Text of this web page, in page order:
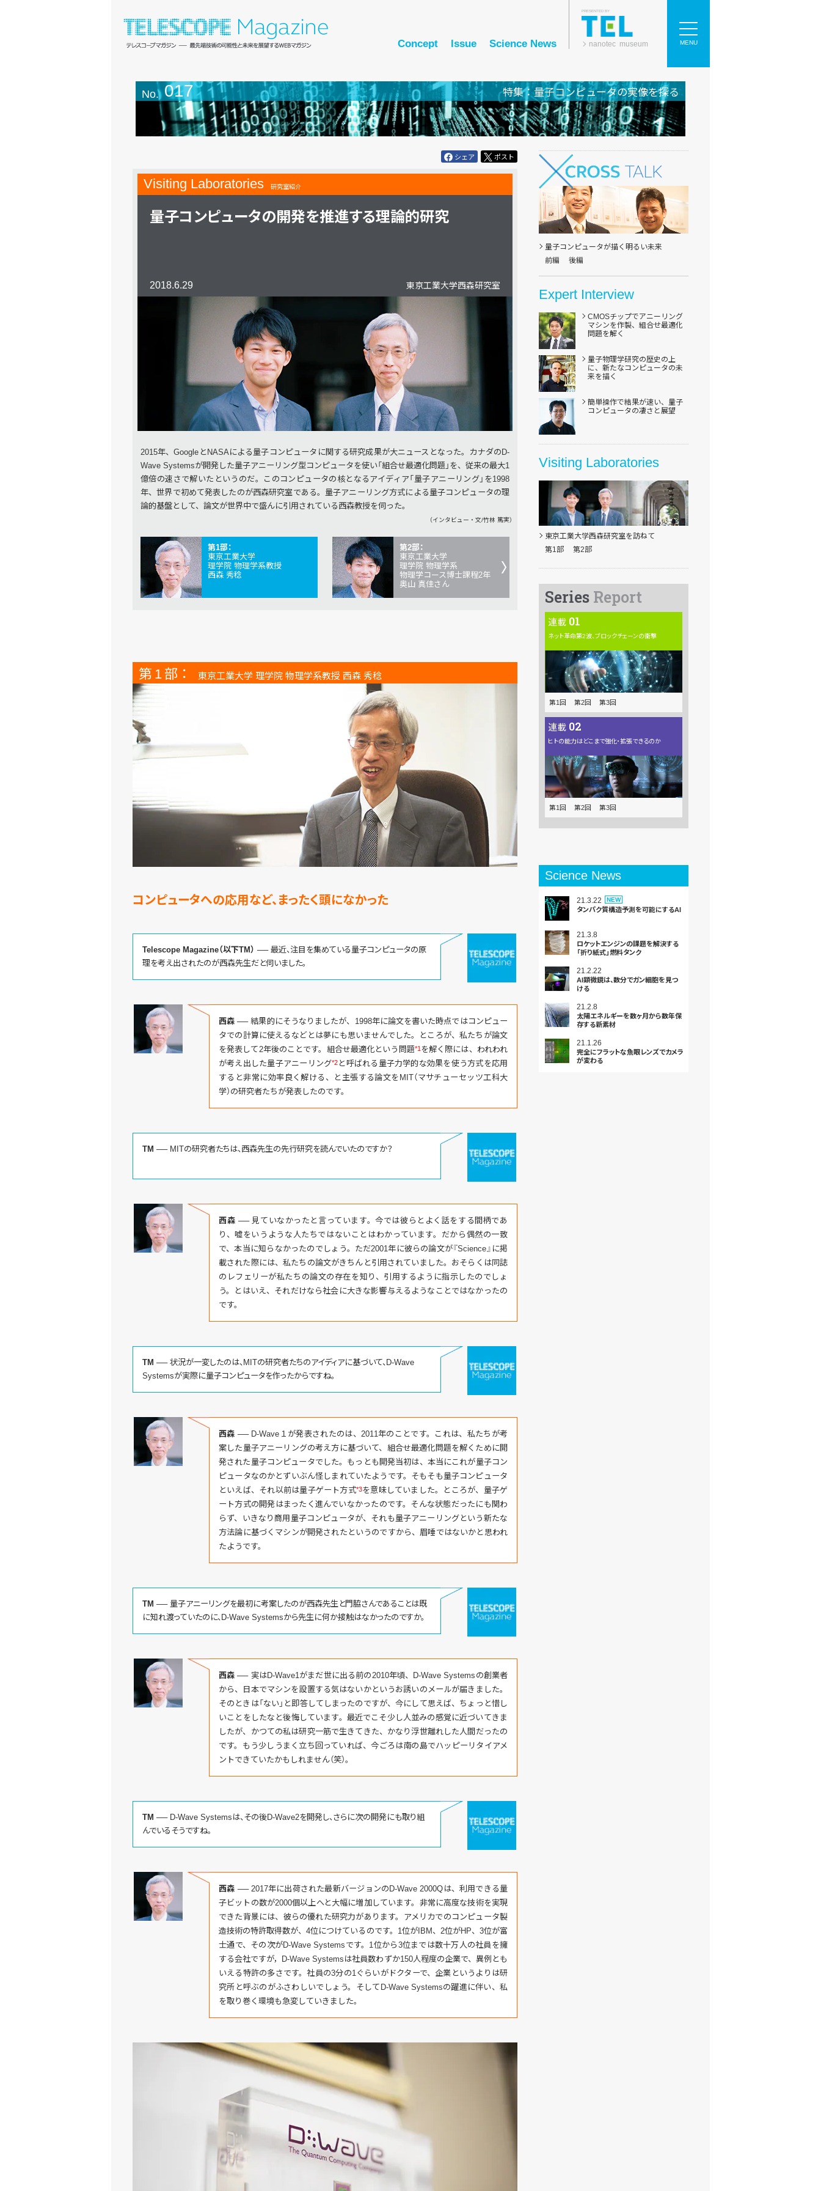
Concept Issue Science News
PRESENTED BY
nanotec museum MENU
No. 017 特集：量子コンピュータの実像を探る
シェア ポスト
Visiting Laboratories 研究室紹介
量子コンピュータの 開発を推進する理論的研究
2018.6.29 東京工業大学西森研究室
2015年、GoogleとNASAによる量子コンピュータに関する研究成果が大ニュースとなった。カナダのD-
Wave Systemsが開発した量子アニーリング型コンピュータを使い「組合せ最適化問題」を、従来の最大1
億倍の速さで解いたというのだ。このコンピュータの核となるアイディア「量子アニーリング」を1998
年、世界で初めて発表したのが西森研究室である。量子アニーリング方式による量子コンピュータの理
論的基盤として、論文が世界中で盛んに引用されている西森教授を伺った。
（インタビュー・文/竹林 篤実）
第1部：
東京工業大学
理学院 物理学系教授
西森 秀稔
第2部：
東京工業大学
理学院 物理学系
物理学コース博士課程2年
奥山 真佳さん
第 1 部： 東京工業大学 理学院 物理学系教授 西森 秀稔
コンピュータへの応用など、まったく頭になかった
Telescope Magazine（以下TM） ── 最近、注目を集めている量子コンピュータの原
理を考え出されたのが西森先生だと伺いました。
西森 ──結果的にそうなりましたが、1998年に論文を書いた時点ではコンピュー
タでの計算に使えるなどとは夢にも思いませんでした。ところが、私たちが論文
を発表して2年後のことです。組合せ最適化という問題*1を解く際には、われわれ
が考え出した量子アニーリング*2 と呼ばれる量子力学的な効果を使う方式を応用
すると非常に効率良く解ける、と主張する論文をMIT（マサチューセッツ工科大
学）の研究者たちが発表したのです。
TM ── MITの研究者たちは、西森先生の先行研究を読んでいたのですか？
西森 ── 見ていなかったと言っています。今では彼らとよく話をする間柄であ
り、嘘をいうような人たちではないことはわかっています。だから偶然の一致
で、本当に知らなかったのでしょう。ただ2001年に彼らの論文が『Science』に掲
載された際には、私たちの論文がきちんと引用されていました。おそらくは同誌
のレフェリーが私たちの論文の存在を知り、引用するように指示したのでしょ
う。とはいえ、それだけなら社会に大きな影響与えるようなことではなかったの
です。
TM ── 状況が一変したのは、MITの研究者たちのアイディアに基づいて、D-Wave
Systemsが実際に量子コンピュータを作ったからですね。
西森 ── D-Wave１が発表されたのは、2011年のことです。これは、私たちが考
案した量子アニーリングの考え方に基づいて、組合せ最適化問題を解くために開
発された量子コンピュータでした。もっとも開発当初は、本当にこれが量子コン
ピュータなのかとずいぶん怪しまれていたようです。そもそも量子コンピュータ
といえば、それ以前は量子ゲート方式*3を意味していました。ところが、量子ゲ
ート方式の開発はまったく進んでいなかったのです。そんな状態だったにも関わ
らず、いきなり商用量子コンピュータが、それも量子アニーリングという新たな
方法論に基づくマシンが開発されたというのですから、眉唾ではないかと思われ
たようです。
TM ── 量子アニーリングを最初に考案したのが西森先生と門脇さんであることは既
に知れ渡っていたのに、D-Wave Systemsから先生に何か接触はなかったのですか。
西森 ── 実はD-Wave1がまだ世に出る前の2010年頃、D-Wave Systemsの創業者
から、日本でマシンを設置する気はないかというお誘いのメールが届きました。
そのときは「ない」と即答してしまったのですが、今にして思えば、ちょっと惜し
いことをしたなと後悔しています。最近でこそ少し人並みの感覚に近づいてきま
したが、かつての私は研究一筋で生きてきた、かなり浮世離れした人間だったの
です。もう少しうまく立ち回っていれば、今ごろは南の島でハッピーリタイアメ
ントできていたかもしれません（笑）。
TM ── D-Wave Systemsは、その後D-Wave2を開発し、さらに次の開発にも取り組
んでいるそうですね。
西森 ── 2017年に出荷された最新バージョンのD-Wave 2000Qは、利用できる量
子ビットの数が2000個以上へと大幅に増加しています。非常に高度な技術を実現
できた背景には、彼らの優れた研究力があります。アメリカでのコンピュータ製
造技術の特許取得数が、4位につけているのです。1位がIBM、2位がHP、3位が富
士通で、その次がD-Wave Systemsです。1位から3位までは数十万人の社員を擁
する会社ですが，D-Wave Systemsは社員数わずか150人程度の企業で、異例とも
いえる特許の多さです。社員の3分の1ぐらいがドクターで、企業というよりは研
究所と呼ぶのがふさわしいでしょう。そしてD-Wave Systemsの躍進に伴い、私
を取り巻く環境も急変していきました。
量子コンピュータが描く明るい未来
前編
後編
Expert Interview
CMOSチップでアニーリング
マシンを作製、 組合せ最適化
問題を解く
量子物理学研究の歴史の上
に、 新たなコンピュータの未
来を描く
簡単操作で結果が速い、量子
コンピュータの凄さと展望
Visiting Laboratories
東京工業大学西森研究室を訪ねて
第1部
第2部
Series Report
連載 01
ネット革命第2波、ブロックチェーンの衝撃
第1回 第2回 第3回
連載 02
ヒトの能力はどこまで強化・拡張できるのか
第1回 第2回 第3回
Science News
21.3.22 NEW
タンパク質構造予測を可能にするAI
21.3.8
ロケットエンジンの課題を解決する
「折り紙式」燃料タンク
21.2.22
AI顕微鏡は、数分でガン細胞を見つ
ける
21.2.8
太陽エネルギーを数ヶ月から数年保
存する新素材
21.1.26
完全にフラットな⿂眼レンズでカメラ
が変わる